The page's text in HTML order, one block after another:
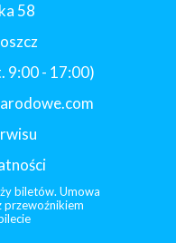
58
9:00 - 17:00)
biletów. Umowa
przewoźnikiem